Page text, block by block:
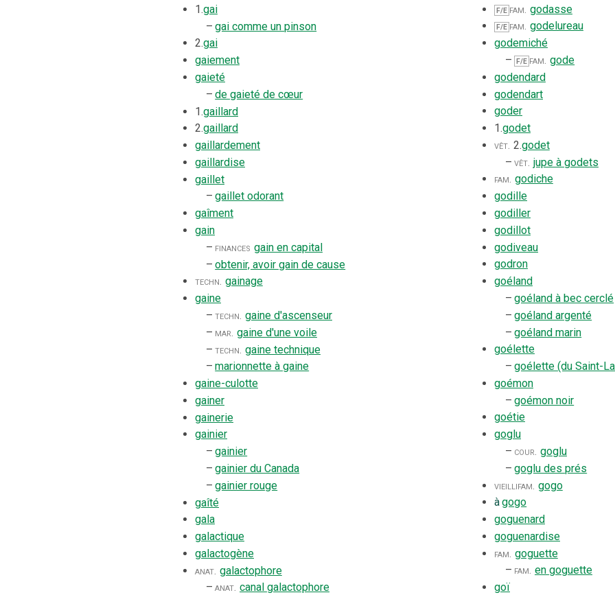
1.gai
– gai comme un pinson
2.gai
gaiement
gaieté
– de gaieté de cœur
1.gaillard
2.gaillard
gaillardement
gaillardise
gaillet
– gaillet odorant
gaîment
gain
– finances gain en capital
– obtenir, avoir gain de cause
techn. gainage
gaine
– techn. gaine d'ascenseur
– mar. gaine d'une voile
– techn. gaine technique
– marionnette à gaine
gaine-culotte
gainer
gainerie
gainier
– gainier
– gainier du Canada
– gainier rouge
gaîté
gala
galactique
galactogène
anat. galactophore
– anat. canal galactophore
F/E fam. godasse
F/E fam. godelureau
godemiché
– F/E fam. gode
godendard
godendart
goder
1.godet
vêt. 2.godet
– vêt. jupe à godets
fam. godiche
godille
godiller
godillot
godiveau
godron
goéland
– goéland à bec cerclé
– goéland argenté
– goéland marin
goélette
– goélette (du Saint-
goémon
– goémon noir
goétie
goglu
– cour. goglu
– goglu des prés
vieillifam. gogo
àgogo
goguenard
goguenardise
fam. goguette
– fam. en goguette
goï